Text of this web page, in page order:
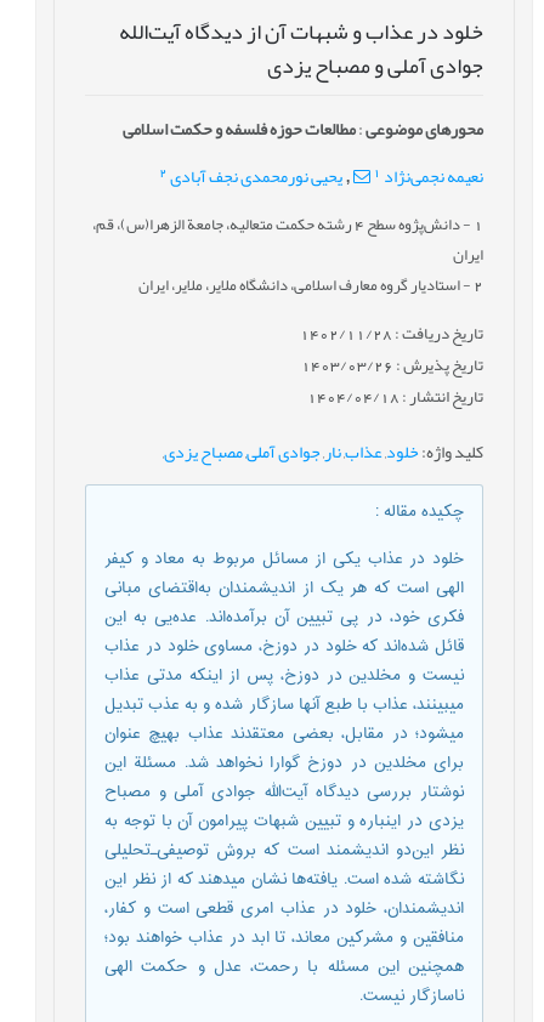
خلود در عذاب و شبهات آن از ديدگاه آیت‌الله
جوادی آملی و مصباح یزدی
محورهای موضوعی:مطالعات حوزه فلسفه و حکمت اسلامی
نعیمه نجمی‌نژاد
,یحیی نورمحمدی نجف آبادی 2
- دانش‌پژوه سطح 4 رشته حکمت متعالیه، جامعة الزهرا(س)، قم،
ایران
2- استادیار گروه معارف اسلامی، دانشگاه ملایر، ملایر، ایران
تاریخ دریافت : 1402/11/28
تاریخ پذیرش : 1403/03/26
تاریخ انتشار : 1404/04/18
کلید واژه:خلود,عذاب,نار,جوادی آملی,مصباح یزدی,
چکیده مقاله:
خلود در عذاب یکی از مسائل مربوط به معاد و کیفر
الهی است که هر یک از اندیشمندان به‌اقتضای مبانی
فکری خود، در پی تبیین آن برآمده‌اند. عده‌یی به این
قائل شده‌اند که خلود در دوزخ، مساوی خلود در عذاب
نیست و مخلدین در دوزخ، پس از اینکه مدتی عذاب
میبینند، عذاب با طبع آنها سازگار شده و به عذب تبدیل
میشود؛ در مقابل، بعضی معتقدند عذاب بهیچ عنوان
برای مخلدین در دوزخ گوارا نخواهد شد. مسئلة این
نوشتار بررسی دیدگاه آیت‌الله جوادی آملی و مصباح
یزدی در اینباره و تبیین شبهات پیرامون آن با توجه به
نظر این‌دو اندیشمند است که بروش توصیفی‌ـ‌تحلیلی
نگاشته شده است. یافته‌ها نشان میدهند که از نظر این
اندیشمندان، خلود در عذاب امری قطعی است و کفار،
منافقین و مشرکین معاند، تا ابد در عذاب خواهند بود؛
همچنین این مسئله با رحمت، عدل و حکمت الهی
ناسازگار نیست.